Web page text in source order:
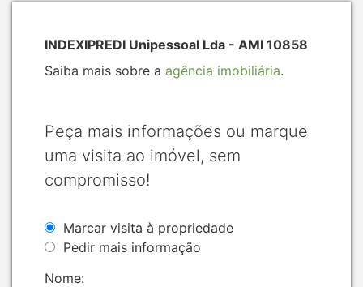
INDEXIPREDI Unipessoal Lda - AMI 10858
Saiba mais sobre a agência imobiliária.
Peça mais informações ou marque
uma visita ao imóvel, sem
compromisso!
Marcar visita à propriedade
Pedir mais informação
Nome: